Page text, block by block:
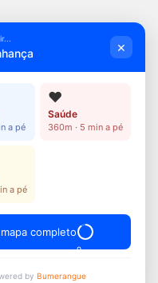
×
a pé
❤️
Saúde
360m · 5 min a pé
a pé
completo
8
by Bumerangue